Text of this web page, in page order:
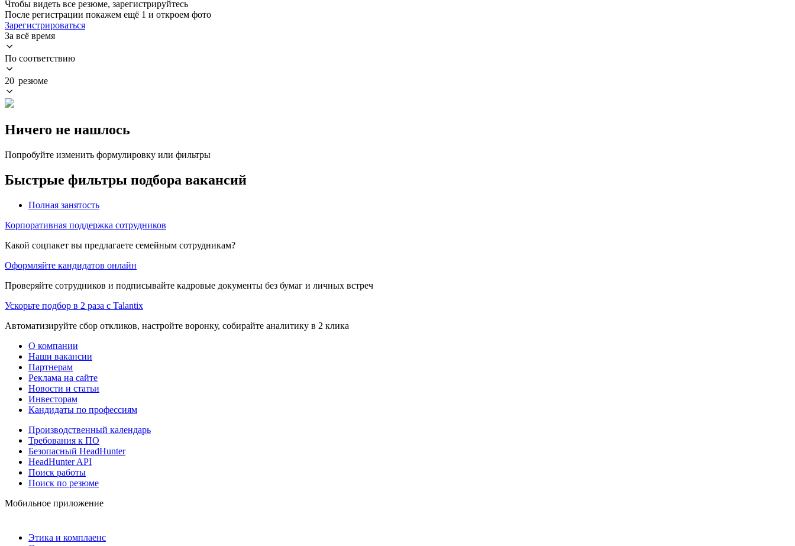
Чтобы видеть все резюме, зарегистрируйтесь
После регистрации покажем ещё 1 и откроем фото
Зарегистрироваться
За всё время
По соответствию
20 резюме
Ничего не нашлось
Попробуйте изменить формулировку или фильтры
Быстрые фильтры подбора вакансий
Полная занятость
Корпоративная поддержка сотрудников
Какой соцпакет вы предлагаете семейным сотрудникам?
Оформляйте кандидатов онлайн
Проверяйте сотрудников и подписывайте кадровые документы без бумаг и личных встреч
Ускорьте подбор в 2 раза с Talantix
Автоматизируйте сбор откликов, настройте воронку, собирайте аналитику в 2 клика
О компании
Наши вакансии
Партнерам
Реклама на сайте
Новости и статьи
Инвесторам
Кандидаты по профессиям
Производственный календарь
Требования к ПО
Безопасный HeadHunter
HeadHunter API
Поиск работы
Поиск по резюме
Мобильное приложение
Этика и комплаенс